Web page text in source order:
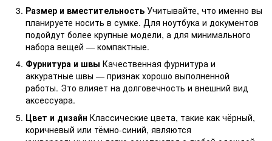
Размер и вместительность Учитывайте, что именно вы
планируете носить в сумке. Для ноутбука и документов
подойдут более крупные модели, а для минимального
набора вещей — компактные.
Фурнитура и швы Качественная фурнитура и
аккуратные швы — признак хорошо выполненной
работы. Это влияет на долговечность и внешний вид
аксессуара.
Цвет и дизайн Классические цвета, такие как чёрный,
коричневый или тёмно-синий, являются